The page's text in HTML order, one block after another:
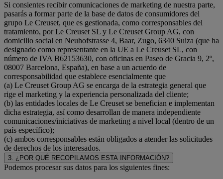
Si consientes recibir comunicaciones de marketing de nuestra parte,
pasarás a formar parte de la base de datos de consumidores del
grupo Le Creuset, que es gestionada, como corresponsables del
tratamiento, por Le Creuset SL y Le Creuset Group AG, con
domicilio social en Neuhofstrasse 4, Baar, Zugo, 6340 Suiza (que ha
designado como representante en la UE a Le Creuset SL, con
número de IVA B62153630, con oficinas en Paseo de Gracia 9, 2º,
08007 Barcelona, España), en base a un acuerdo de
corresponsabilidad que establece esencialmente que
(a) Le Creuset Group AG se encarga de la estrategia general que
rige el marketing y la experiencia personalizada del cliente;
(b) las entidades locales de Le Creuset se benefician e implementan
dicha estrategia, así como desarrollan de manera independiente
comunicaciones/iniciativas de marketing a nivel local (dentro de un
país específico);
(c) ambos corresponsables están obligados a atender las solicitudes
de derechos de los interesados.
3. ¿POR QUÉ RECOPILAMOS ESTA INFORMACIÓN?
Podemos procesar sus datos para los siguientes fines: